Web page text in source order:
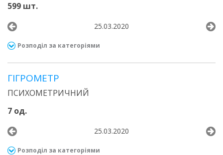
599 шт.
25.03.2020
Розподіл за категоріями
ГІГРОМЕТР
ПСИХОМЕТРИЧНИЙ
7 од.
25.03.2020
Розподіл за категоріями